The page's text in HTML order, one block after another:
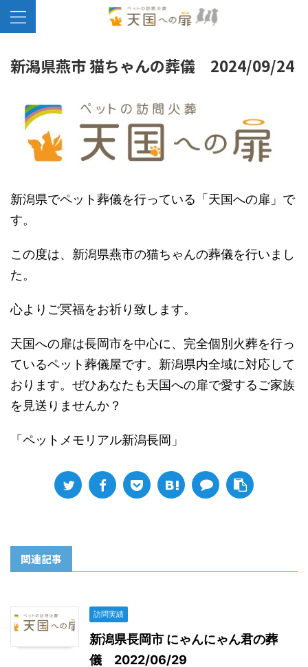
新潟県燕市 猫ちゃんの葬儀 2024/09/24
新潟県でペット葬儀を行っている「天国への扉」で
す。
この度は、新潟県燕市の猫ちゃんの葬儀を行いまし
た。
心よりご冥福をお祈り致します。
天国への扉は長岡市を中心に、完全個別火葬を行っ
ているペット葬儀屋です。新潟県内全域に対応して
おります。ぜひあなたも天国への扉で愛するご家族
を見送りませんか？
「ペットメモリアル新潟長岡」
関連記事
訪問実績
新潟県長岡市 にゃんにゃん君の葬
儀 2022/06/29